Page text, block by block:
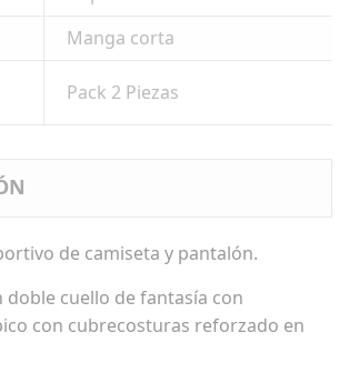
Manga corta
Pack 2 Piezas
de camiseta y pantalón.
doble cuello de fantasía con
con cubrecosturas reforzado en